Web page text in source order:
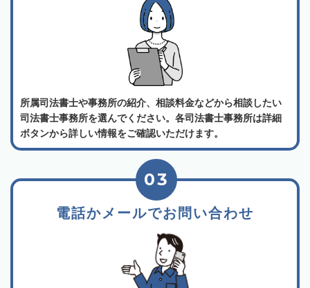
所属司法書士や事務所の紹介、相談料金などから相談したい
司法書士事務所を選んでください。各司法書士事務所は詳細
ボタンから詳しい情報をご確認いただけます。
電話かメールでお問い合わせ
03